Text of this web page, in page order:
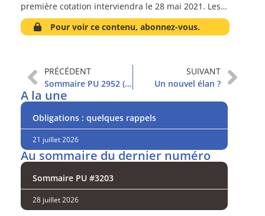
première cotation interviendra le 28 mai 2021. Les…
Pour voir ce contenu, abonnez-vous.
PRÉCÉDENT
Sommaire PU 2952 (18/5/2021)
SUIVANT
Un nouvel élan ?
A la une
Obligations : quelques rappels
21 juillet 2026
Au sommaire du dernier numéro
Sommaire PU #3203
28 juillet 2026